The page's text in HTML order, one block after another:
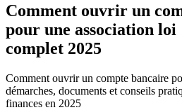
Comment ouvrir un
pour une association loi
complet 2025
Comment ouvrir un compte bancaire
démarches, documents et conseils
finances en 2025